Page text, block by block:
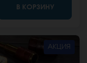
не входят в
может
В КОРЗИНУ
АКЦИЯ